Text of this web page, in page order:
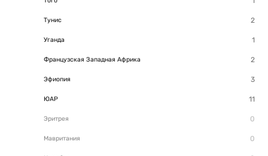
Тунис
Уганда
Французская Западная Африка
Эфиопия
ЮАР
Эритрея
Мавритания